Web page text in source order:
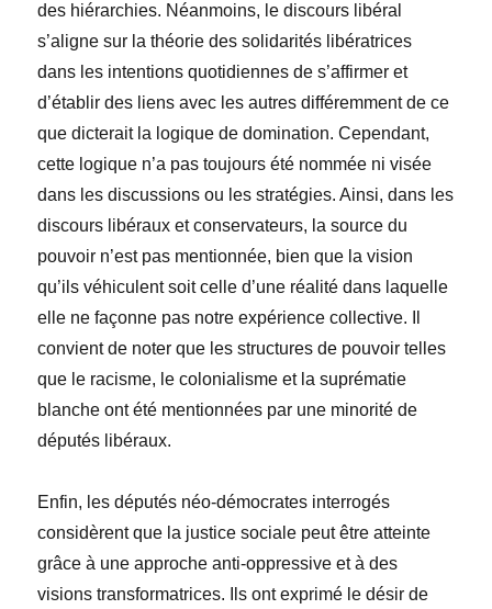
des hiérarchies. Néanmoins, le discours libéral
s’aligne sur la théorie des solidarités libératrices
dans les intentions quotidiennes de s’affirmer et
d’établir des liens avec les autres différemment de ce
que dicterait la logique de domination. Cependant,
cette logique n’a pas toujours été nommée ni visée
dans les discussions ou les stratégies. Ainsi, dans les
discours libéraux et conservateurs, la source du
pouvoir n’est pas mentionnée, bien que la vision
qu’ils véhiculent soit celle d’une réalité dans laquelle
elle ne façonne pas notre expérience collective. Il
convient de noter que les structures de pouvoir telles
que le racisme, le colonialisme et la suprématie
blanche ont été mentionnées par une minorité de
députés libéraux.
Enfin, les députés néo-démocrates interrogés
considèrent que la justice sociale peut être atteinte
grâce à une approche anti-oppressive et à des
visions transformatrices. Ils ont exprimé le désir de